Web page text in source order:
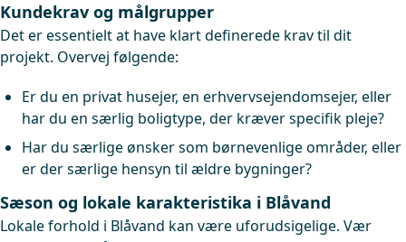
Kundekrav og målgrupper
Det er essentielt at have klart definerede krav til dit
projekt. Overvej følgende:
Er du en privat husejer, en erhvervsejendomsejer, eller
har du en særlig boligtype, der kræver specifik pleje?
Har du særlige ønsker som børnevenlige områder, eller
er der særlige hensyn til ældre bygninger?
Sæson og lokale karakteristika i Blåvand
Lokale forhold i Blåvand kan være uforudsigelige. Vær